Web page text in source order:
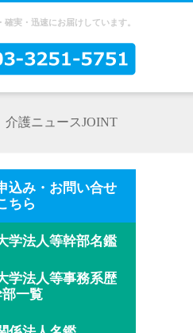
実・迅速にお届けしています。
介護ニュースJOINT
込み・お問い合せ
ちら
学法人等幹部名鑑
学法人等事務系歴
一覧